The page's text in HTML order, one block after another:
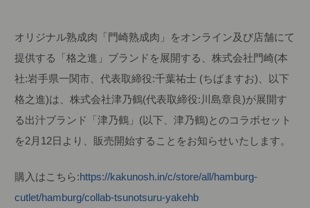
オリジナル熟成肉「門崎熟成肉」をオンライン及び店舗にて
提供する「格之進」ブランドを展開する、株式会社門崎(本
社:岩手県一関市、代表取締役:千葉祐士 (ちばますお)、以下
格之進)は、株式会社津乃鶴(代表取締役:川島章良)が展開す
る出汁ブランド「津乃鶴」(以下、津乃鶴)とのコラボセット
を2月12日より、販売開始することをお知らせいたします。
購入はこちら:https://kakunosh.in/c/store/all/hamburg-
cutlet/hamburg/collab-tsunotsuru-yakehb